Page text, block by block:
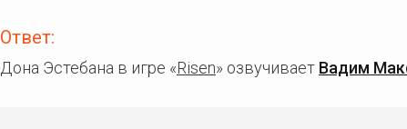
Ответ:
Дона Эстебана в игре «Risen» озвучивает Вадим